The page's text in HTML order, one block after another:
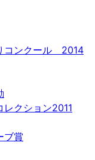
コンクール 2014
レクション2011
ブ賞